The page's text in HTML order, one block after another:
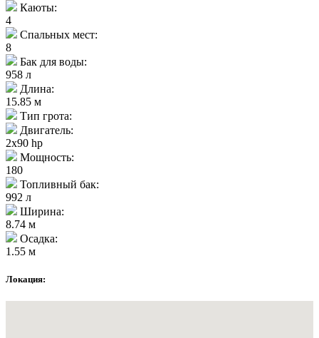
Каюты:
4
Спальных мест:
8
Бак для воды:
958 л
Длина:
15.85 м
Тип грота:
Двигатель:
2x90 hp
Мощность:
180
Топливный бак:
992 л
Ширина:
8.74 м
Осадка:
1.55 м
Локация: